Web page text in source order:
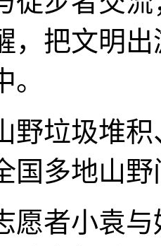
，把文明
垃圾堆积
国多地山
者小袁与